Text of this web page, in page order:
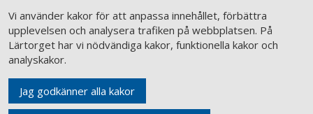
Vi använder kakor för att anpassa innehållet, förbättra
upplevelsen och analysera trafiken på webbplatsen. På
Lärtorget har vi nödvändiga kakor, funktionella kakor och
analyskakor.
Jag godkänner alla kakor